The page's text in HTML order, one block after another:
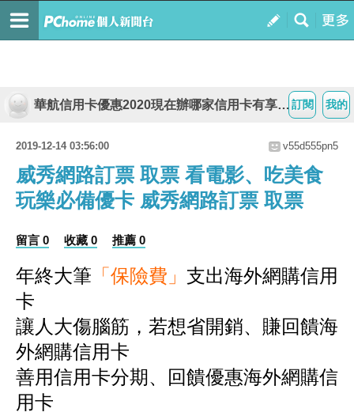
我的
訂閱
華航信用卡優惠2020現在辦哪家信用卡有享好禮行李箱?
2019-12-14 03:56:00 v55d555pn5
威秀網路訂票 取票 看電影、吃美食
玩樂必備優卡 威秀網路訂票 取票
留言 0 收藏 0 推薦 0
年終大筆 「保險費」 支出海外網購信用
卡
讓人大傷腦筋，若想省開銷、賺回饋海
外網購信用卡
善用信用卡分期、回饋優惠海外網購信
用卡